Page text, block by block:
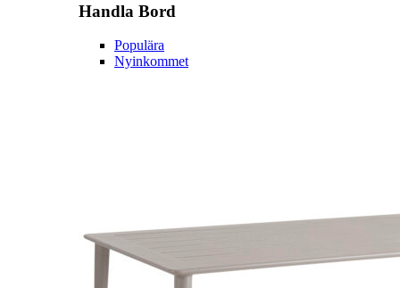
Handla Bord
Populära
Nyinkommet